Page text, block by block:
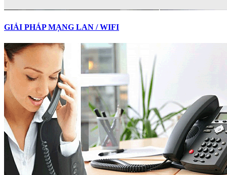
GIẢI PHÁP MẠNG LAN / WIFI